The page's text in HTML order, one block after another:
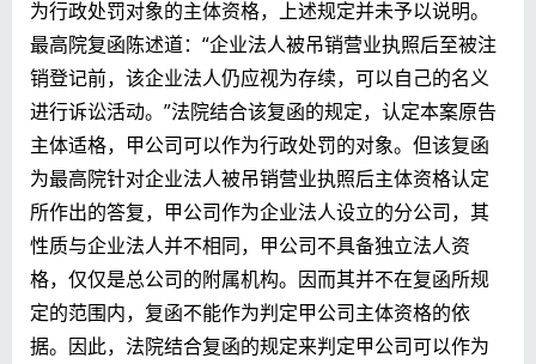
为行政处罚对象的主体资格，上述规定并未予以说明。
最高院复函陈述道：“企业法人被吊销营业执照后至被注
销登记前，该企业法人仍应视为存续，可以自己的名义
进行诉讼活动。”法院结合该复函的规定，认定本案原告
主体适格，甲公司可以作为行政处罚的对象。但该复函
为最高院针对企业法人被吊销营业执照后主体资格认定
所作出的答复，甲公司作为企业法人设立的分公司，其
性质与企业法人并不相同，甲公司不具备独立法人资
格，仅仅是总公司的附属机构。因而其并不在复函所规
定的范围内，复函不能作为判定甲公司主体资格的依
据。因此，法院结合复函的规定来判定甲公司可以作为